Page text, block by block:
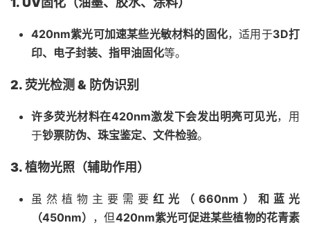
420nm紫光可加速某些光敏材料的固化，适用于3D打
印、电子封装、指甲油固化等。
2. 荧光检测 & 防伪识别
许多荧光材料在420nm激发下会发出明亮可见光，用
于钞票防伪、珠宝鉴定、文件检验。
3. 植物光照（辅助作用）
虽然植物主要需要 红光（660nm）和蓝光
（450nm） ，但420nm紫光可促进某些植物的花青素